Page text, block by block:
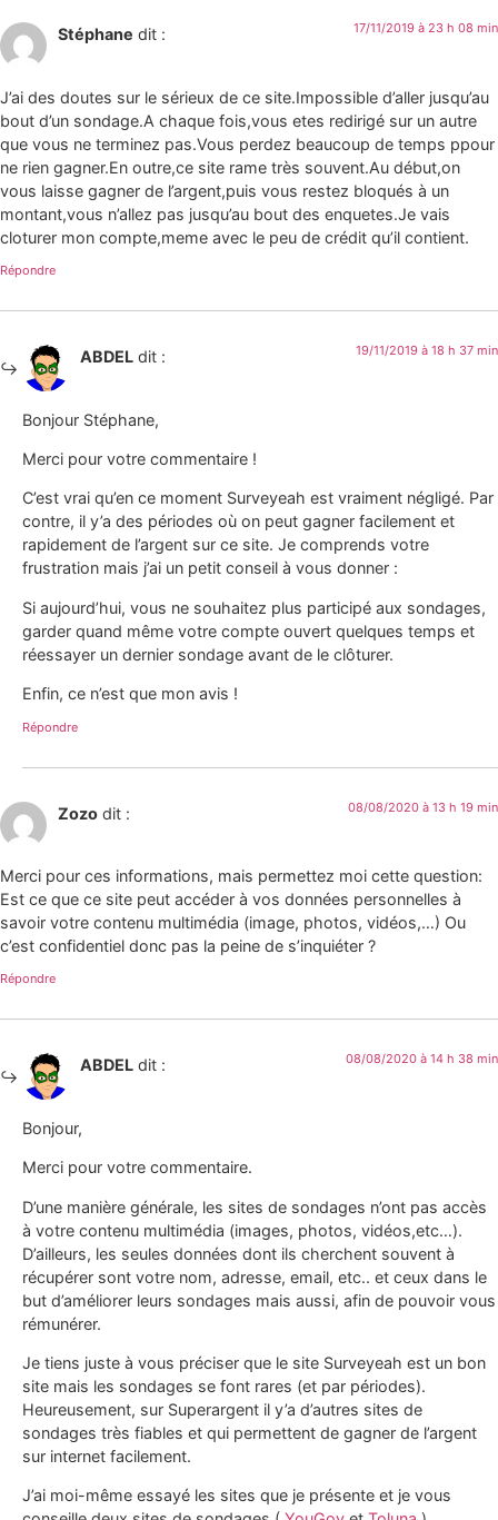
Stéphane dit : 17/11/2019 à 23 h 08 min
J’ai des doutes sur le sérieux de ce site.Impossible d’aller jusqu’au
bout d’un sondage.A chaque fois,vous etes redirigé sur un autre
que vous ne terminez pas.Vous perdez beaucoup de temps ppour
ne rien gagner.En outre,ce site rame très souvent.Au début,on
vous laisse gagner de l’argent,puis vous restez bloqués à un
montant,vous n’allez pas jusqu’au bout des enquetes.Je vais
cloturer mon compte,meme avec le peu de crédit qu’il contient.
Répondre
ABDEL dit : 19/11/2019 à 18 h 37 min
Bonjour Stéphane,
Merci pour votre commentaire !
C’est vrai qu’en ce moment Surveyeah est vraiment négligé. Par
contre, il y’a des périodes où on peut gagner facilement et
rapidement de l’argent sur ce site. Je comprends votre
frustration mais j’ai un petit conseil à vous donner :
Si aujourd’hui, vous ne souhaitez plus participé aux sondages,
garder quand même votre compte ouvert quelques temps et
réessayer un dernier sondage avant de le clôturer.
Enfin, ce n’est que mon avis !
Répondre
Zozo dit : 08/08/2020 à 13 h 19 min
Merci pour ces informations, mais permettez moi cette question:
Est ce que ce site peut accéder à vos données personnelles à
savoir votre contenu multimédia (image, photos, vidéos,…) Ou
c’est confidentiel donc pas la peine de s’inquiéter ?
Répondre
ABDEL dit : 08/08/2020 à 14 h 38 min
Bonjour,
Merci pour votre commentaire.
D’une manière générale, les sites de sondages n’ont pas accès
à votre contenu multimédia (images, photos, vidéos,etc…).
D’ailleurs, les seules données dont ils cherchent souvent à
récupérer sont votre nom, adresse, email, etc.. et ceux dans le
but d’améliorer leurs sondages mais aussi, afin de pouvoir vous
rémunérer.
Je tiens juste à vous préciser que le site Surveyeah est un bon
site mais les sondages se font rares (et par périodes).
Heureusement, sur Superargent il y’a d’autres sites de
sondages très fiables et qui permettent de gagner de l’argent
sur internet facilement.
J’ai moi-même essayé les sites que je présente et je vous